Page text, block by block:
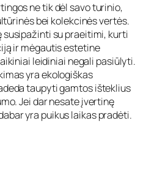
ne tik dėl savo turinio,
bei kolekcinės vertės.
susipažinti su praeitimi, kurti
ir mėgautis estetine
leidiniai negali pasiūlyti.
yra ekologiškas
taupyti gamtos išteklius
Jei dar nesate įvertinę
yra puikus laikas pradėti.